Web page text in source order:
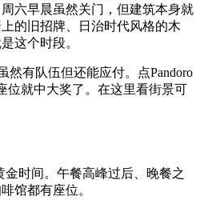
六早晨虽然关门，但建筑本身就
的旧招牌、日治时代风格的木
这个时段。
然有队伍但还能应付。点Pandoro
位就中大奖了。在这里看街景可
时间。午餐高峰过后、晚餐之
馆都有座位。